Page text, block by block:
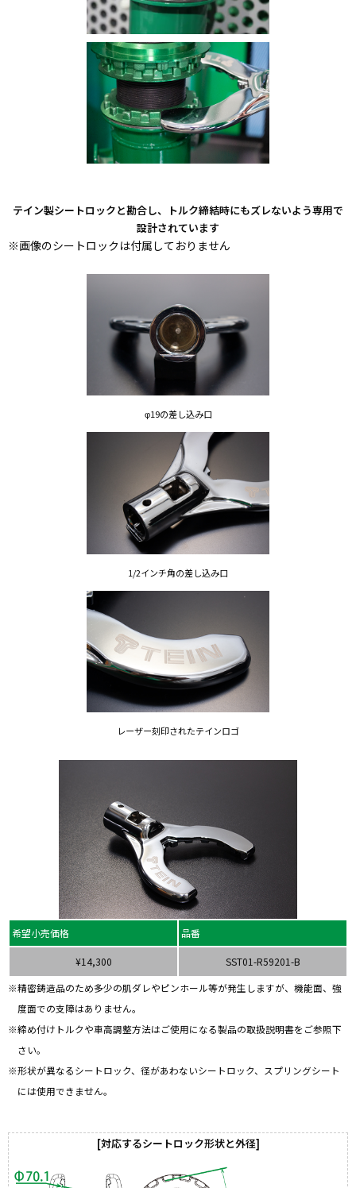
テイン製シートロックと勘合し、トルク締結時にもズレないよう専用で
設計されています
※画像のシートロックは付属しておりません
φ19の差し込み口
1/2インチ角の差し込み口
レーザー刻印されたテインロゴ
希望小売価格 品番
¥14,300
SST01-R59201-B
精密鋳造品のため多少の肌ダレやピンホール等が発生しますが、機能面、強
度面での支障はありません。
締め付けトルクや車高調整方法はご使用になる製品の取扱説明書をご参照下
さい。
形状が異なるシートロック、径があわないシートロック、スプリングシート
には使用できません。
対応するシートロック形状と外径